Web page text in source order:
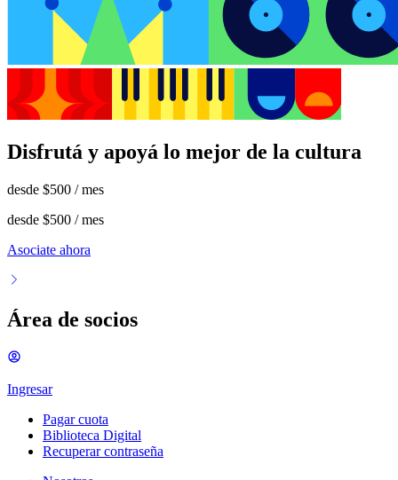
Disfrutá y apoyá lo mejor de la cultura
desde $500 / mes
desde $500 / mes
Asociate ahora
Área de socios
Ingresar
Pagar cuota
Biblioteca Digital
Recuperar contraseña